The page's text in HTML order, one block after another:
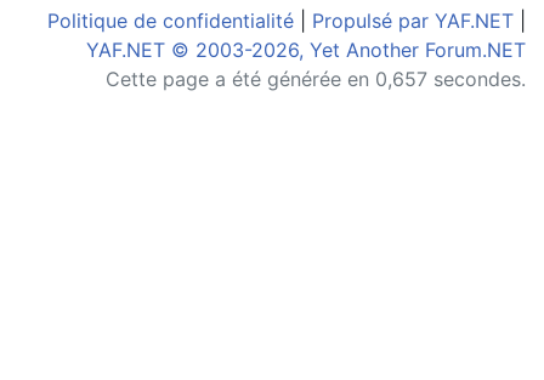
Politique de confidentialité Propulsé par YAF.NET
YAF.NET © 2003-2026, Yet Another Forum.NET
Cette page a été générée en 0,657 secondes.